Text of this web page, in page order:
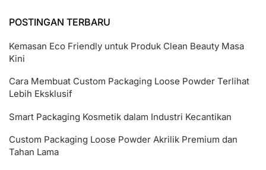
POSTINGAN TERBARU
Kemasan Eco Friendly untuk Produk Clean Beauty Masa
Kini
Cara Membuat Custom Packaging Loose Powder Terlihat
Lebih Eksklusif
Smart Packaging Kosmetik dalam Industri Kecantikan
Custom Packaging Loose Powder Akrilik Premium dan
Tahan Lama